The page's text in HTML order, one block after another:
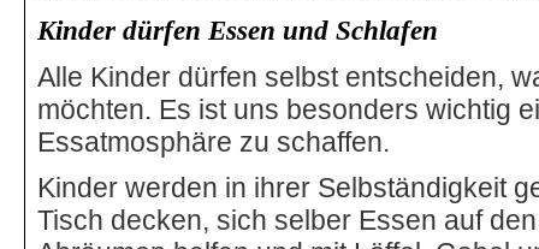
Kinder dürfen Essen und Schlafen
Alle Kinder dürfen selbst entscheiden,
möchten. Es ist uns besonders wichtig
Essatmosphäre zu schaffen.
Kinder werden in ihrer Selbständigkeit
Tisch decken, sich selber Essen auf